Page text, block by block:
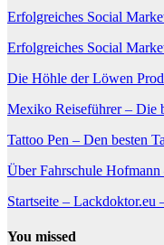
Erfolgreiches Social
Erfolgreiches Social
Die Höhle der Löwen
Mexiko Reiseführer – Die
Tattoo Pen – Den besten
Über Fahrschule
Startseite – Lackdoktor.eu
You missed